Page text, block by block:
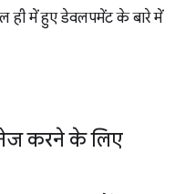
ही में हुए डेवलपमेंट के बारे में
करने के लिए